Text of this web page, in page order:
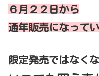
６月２２日から
通年販売になって
限定発売ではなく